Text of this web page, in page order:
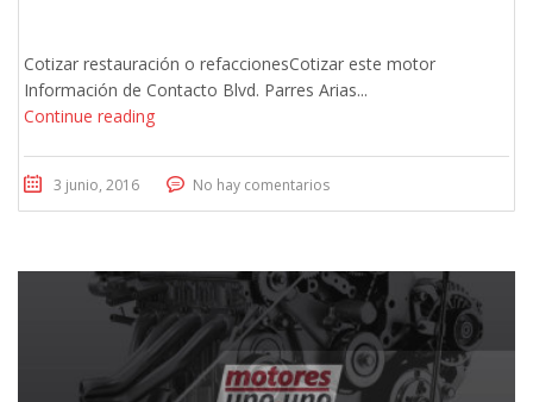
Cotizar restauración o refaccionesCotizar este motor
Información de Contacto Blvd. Parres Arias...
Continue reading
3 junio, 2016 No hay comentarios